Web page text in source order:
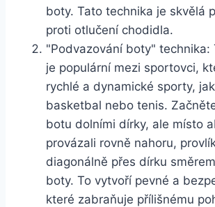
boty. Tato ​technika je skvělá
proti‍ otlučení ⁤chodidla.
"Podvazování boty" technika:
je populární mezi sportovci,
rychlé a dynamické sporty,
basketbal nebo tenis.
botu dolními dírky, ale ⁣místo
provázali rovně ⁢nahoru,
diagonálně přes dírku‌
boty. To vytvoří pevné a
které‌ zabraňuje přílišnému